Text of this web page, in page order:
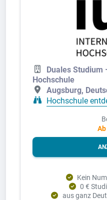
Duales Studium
Hochschule
Augsburg,
Hochschule
Kein
0 €
aus ganz